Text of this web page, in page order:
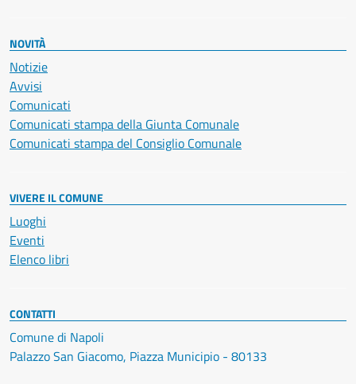
NOVITÀ
Notizie
Avvisi
Comunicati
Comunicati stampa della Giunta Comunale
Comunicati stampa del Consiglio Comunale
VIVERE IL COMUNE
Luoghi
Eventi
Elenco libri
CONTATTI
Comune di Napoli
Palazzo San Giacomo, Piazza Municipio - 80133